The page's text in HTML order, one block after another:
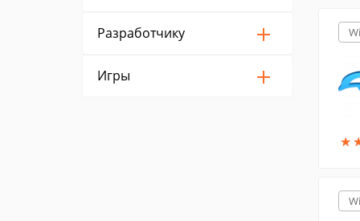
Разработчику
Игры
★
★